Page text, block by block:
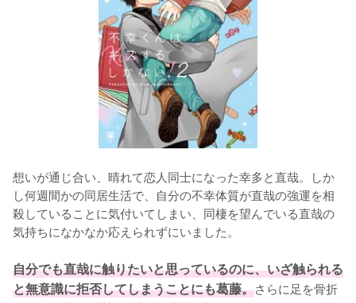
想いが通じ合い、晴れて恋人同士になった幸多と直哉。しか
し何週間かの同居生活で、自分の不幸体質が直哉の強運を相
殺していることに気付いてしまい、同棲を望んでいる直哉の
気持ちになかなか応えられずにいました。
自分でも直哉に触りたいと思っているのに、いざ触られる
と無意識に拒否してしまうことにも葛藤。さらに足を骨折